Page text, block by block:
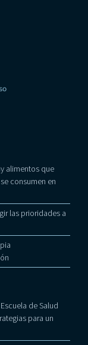
alimentos que
consumen en
las prioridades a
de Salud
para un